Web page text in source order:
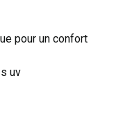
pour un confort
uv